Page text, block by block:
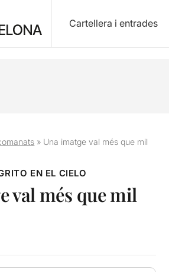
Cartellera i entrades
» Una imatge val més que mil
EN EL CIELO
val més que mil